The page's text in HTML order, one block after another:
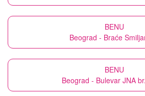
BENU
Beograd - Braće
BENU
Beograd - Bulevar JNA